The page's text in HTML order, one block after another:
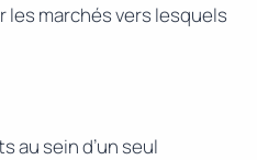
marchés vers lesquels
au sein d’un seul